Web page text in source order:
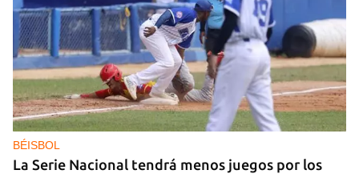
DEPORTACIONES EE UU
El ICE envía a la fuerza a migrantes, entre ellos
cuatro cubanos, a la República Centroafricana
BÉISBOL
La Serie Nacional tendrá menos juegos por los